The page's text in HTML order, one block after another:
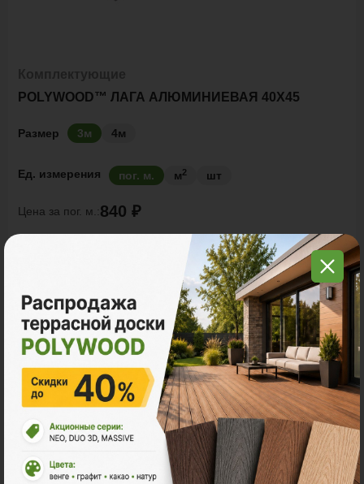
POLYWOOD™ ЛАГА АЛЮМИНИЕВАЯ 40Х45
Размер 3м 4м
Ед. измерения пог. м. м2 шт
Цена за пог. м.:840 ₽
2
2520 ₽
В корзину Рассчитать
Акции